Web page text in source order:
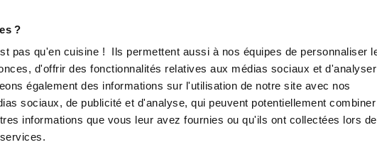
?
pas qu'en cuisine ! Ils permettent aussi à nos équipes de personnaliser
d'offrir des fonctionnalités relatives aux médias sociaux et
également des informations sur l'utilisation de notre site avec nos
sociaux, de publicité et d'analyse, qui peuvent potentiellement combiner
informations que vous leur avez fournies ou qu'ils ont collectées lors
Poulet Curry Coco allégé
plats Recettes minceur